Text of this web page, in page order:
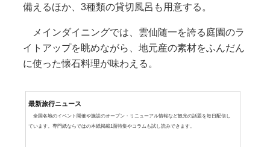
備えるほか、3種類の貸切風呂も用意する。
メインダイニングでは、雲仙随一を誇る庭園のラ
イトアップを眺めながら、地元産の素材をふんだん
に使った懐石料理が味わえる。
最新旅行ニュース
全国各地のイベント開催や施設のオープン・リニューアル情報など観光の話題を毎日配信し
ています。専門紙ならではの本紙掲載1面特集やコラムも試し読みできます。